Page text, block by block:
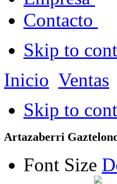
Contacto
Skip to
Inicio Ventas
Skip to
Artazaberri
Font Size